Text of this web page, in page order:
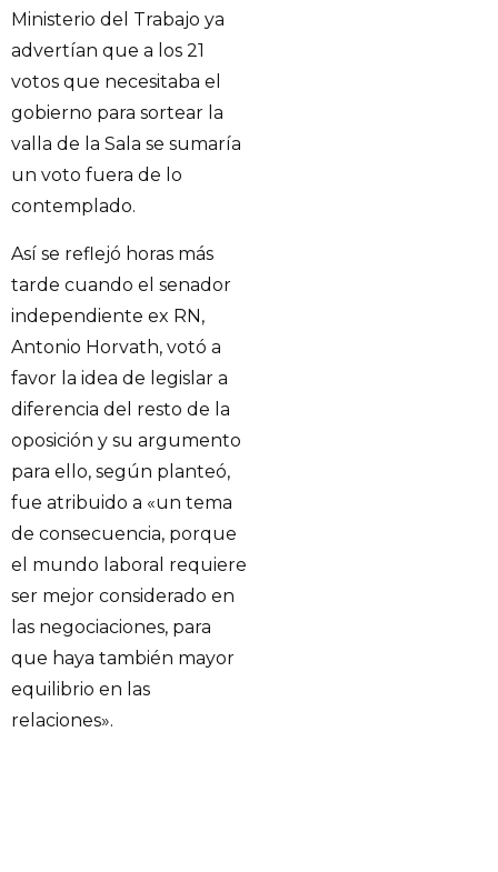
Ministerio del Trabajo ya
advertían que a los 21
votos que necesitaba el
gobierno para sortear la
valla de la Sala se sumaría
un voto fuera de lo
contemplado.
Así se reflejó horas más
tarde cuando el senador
independiente ex RN,
Antonio Horvath, votó a
favor la idea de legislar a
diferencia del resto de la
oposición y su argumento
para ello, según planteó,
fue atribuido a «un tema
de consecuencia, porque
el mundo laboral requiere
ser mejor considerado en
las negociaciones, para
que haya también mayor
equilibrio en las
relaciones».